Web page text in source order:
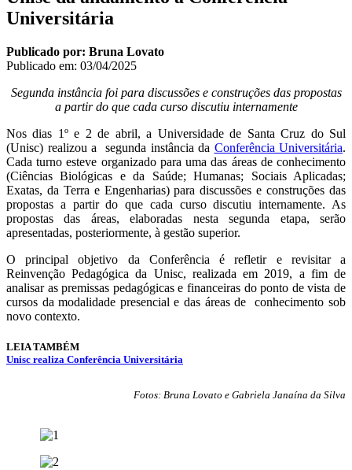
Universitária
Publicado por: Bruna Lovato
Publicado em: 03/04/2025
Segunda instância foi para discussões e construções das propostas
a partir do que cada curso discutiu internamente
Nos dias 1º e 2 de abril, a Universidade de Santa Cruz do Sul
(Unisc) realizou a segunda instância da Conferência Universitária.
Cada turno esteve organizado para uma das áreas de conhecimento
(Ciências Biológicas e da Saúde; Humanas; Sociais Aplicadas;
Exatas, da Terra e Engenharias) para discussões e construções das
propostas a partir do que cada curso discutiu internamente. As
propostas das áreas, elaboradas nesta segunda etapa, serão
apresentadas, posteriormente, à gestão superior.
O principal objetivo da Conferência é refletir e revisitar a
Reinvenção Pedagógica da Unisc, realizada em 2019, a fim de
analisar as premissas pedagógicas e financeiras do ponto de vista de
cursos da modalidade presencial e das áreas de conhecimento sob
novo contexto.
LEIA TAMBÉM
Unisc realiza Conferência Universitária
Fotos: Bruna Lovato e Gabriela Janaína da Silva